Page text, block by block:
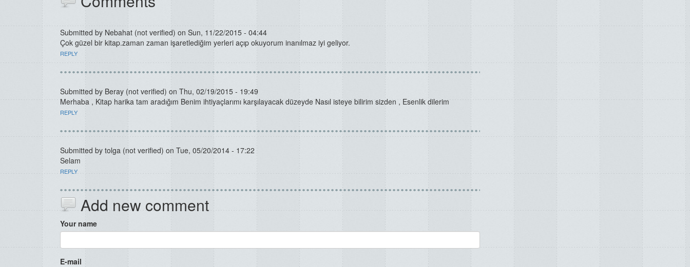
Submitted by Nebahat (not verified) on Sun, 11/22/2015 - 04:44
Çok güzel bir kitap.zaman zaman işaretlediğim yerleri açıp okuyorum inanılmaz iyi geliyor.
REPLY
Submitted by Beray (not verified) on Thu, 02/19/2015 - 19:49
Merhaba , Kitap harika tam aradığım Benim ihtiyaçlarımı karşılayacak düzeyde Nasıl isteye bilirim sizden , Esenlik dilerim
REPLY
Submitted by tolga (not verified) on Tue, 05/20/2014 - 17:22
Selam
REPLY
Add new comment
Your name
E-mail